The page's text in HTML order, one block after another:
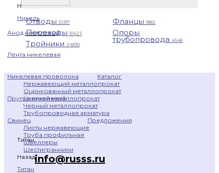
Назад
Никель
Анод никелевый
Лента никелевая
Никелевая проволока
Пруток никелевый
Свинец
Титан
Назад
Титан
Отводы15397
Переходы10423
Тройники 24830
Фланцы1882
Опоры
трубопровода 4548
Каталог
Нержавеющий металлопрокат
Оцинкованный металлопрокат
Цветной металлопрокат
Черный металлопрокат
Трубопроводная арматура
Предложения
Листы нержавеющие
Труба профильная
Швеллеры
Шестигранники
info@russs.ru